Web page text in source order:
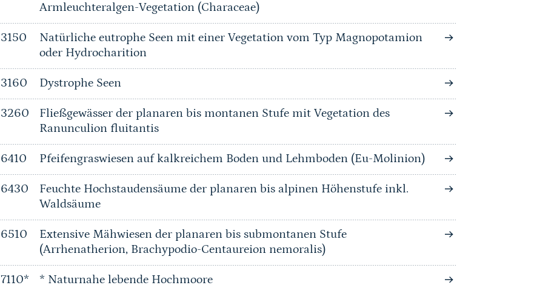
Armleuchteralgen-Vegetation (Characeae)
3150
Natürliche eutrophe Seen mit einer Vegetation vom Typ Magnopotamion
oder Hydrocharition
3160 Dystrophe Seen
3260
Fließgewässer der planaren bis montanen Stufe mit Vegetation des
Ranunculion fluitantis
6410 Pfeifengraswiesen auf kalkreichem Boden und Lehmboden (Eu-Molinion)
6430
Feuchte Hochstaudensäume der planaren bis alpinen Höhenstufe inkl.
Waldsäume
6510
Extensive Mähwiesen der planaren bis submontanen Stufe
(Arrhenatherion, Brachypodio-Centaureion nemoralis)
7110* * Naturnahe lebende Hochmoore